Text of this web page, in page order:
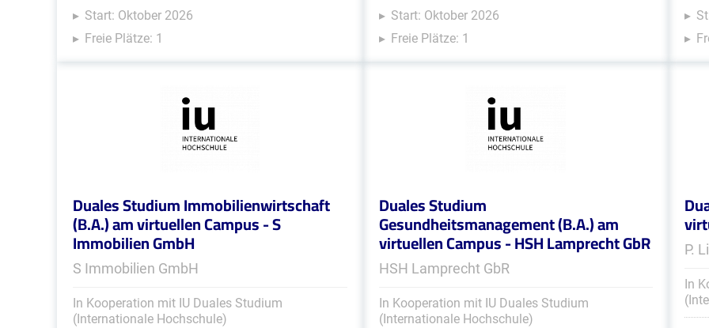
Start: Oktober 2026
Freie Plätze: 1
Start: Oktober 2026
Freie Plätze: 1
Duales Studium Immobilienwirtschaft
(B.A.) am virtuellen Campus - S
Immobilien GmbH
S Immobilien GmbH
In Kooperation mit IU Duales Studium
(Internationale Hochschule)
Duales Studium
Gesundheitsmanagement (B.A.) am
virtuellen Campus - HSH Lamprecht GbR
HSH Lamprecht GbR
In Kooperation mit IU Duales Studium
(Internationale Hochschule)
P.
In